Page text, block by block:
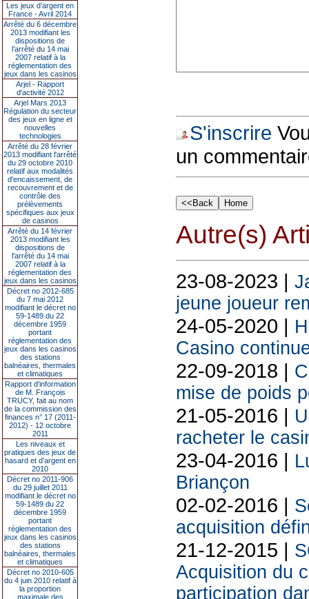
Les jeux d’argent en
France - Avril 2014
Arrêté du 6 décembre
2013 modifiant les
dispositions de
l’arrêté du 14 mai
2007 relatif à la
réglementation des
jeux dans les casinos
Arjel - Rapport
d'activité 2012
Arjel Mars 2013
Régulation du secteur
des jeux en ligne et
nouvelles
technologies
Arrêté du 28 février
2013 modifiant l'arrêté
du 29 octobre 2010
relatif aux modalités
d'encaissement, de
recouvrement et de
contrôle des
prélèvements
spécifiques aux jeux
de casinos
Arrêté du 14 février
2013 modifiant les
dispositions de
l'arrêté du 14 mai
2007 relatif à la
réglementation des
jeux dans les casinos
Décret no 2012-685
du 7 mai 2012
modifiant le décret no
59-1489 du 22
décembre 1959
portant
réglementation des
jeux dans les casinos
des stations
balnéaires, thermales
et climatiques
Rapport d'information
de M. François
TRUCY, fait au nom
de la commission des
finances n° 17 (2011-
2012) - 12 octobre
2011
Les niveaux et
pratiques des jeux de
hasard et d’argent en
2010
Décret no 2011-906
du 29 juillet 2011
modifiant le décret no
59-1489 du 22
décembre 1959
portant
réglementation des
jeux dans les casinos
des stations
balnéaires, thermales
et climatiques
Décret no 2010-605
du 4 juin 2010 relatif à
la proportion
maximale des
S'inscrire
un
Autre(s)
23-08-2023 |
jeune joueur
24-05-2020 |
Casino
22-09-2018 |
mise de poids
21-05-2016 |
racheter le
23-04-2016 |
Briançon
02-02-2016 |
acquisition
21-12-2015 |
Acquisition du
participation